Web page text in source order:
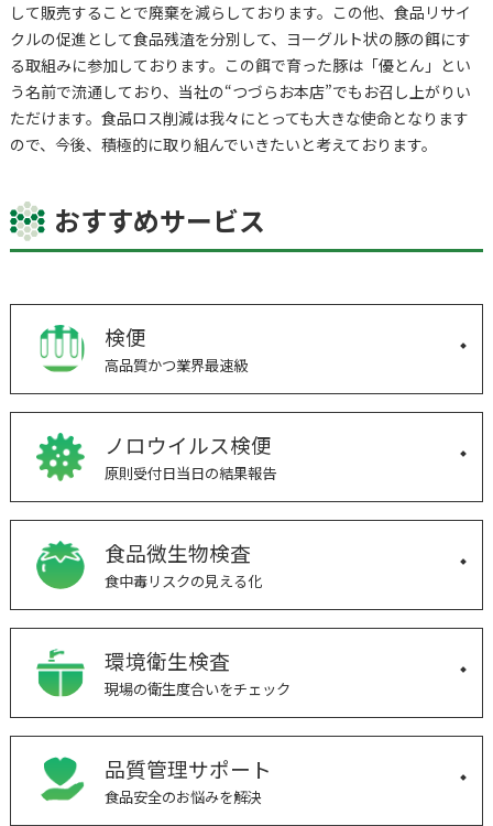
して販売することで廃棄を減らしております。この他、食品リサイ
クルの促進として食品残渣を分別して、ヨーグルト状の豚の餌にす
る取組みに参加しております。この餌で育った豚は「優とん」とい
う名前で流通しており、当社の“つづらお本店”でもお召し上がりい
ただけます。食品ロス削減は我々にとっても大きな使命となります
ので、今後、積極的に取り組んでいきたいと考えております。
おすすめサービス
検便
高品質かつ業界最速級
ノロウイルス検便
原則受付日当日の結果報告
食品微生物検査
食中毒リスクの見える化
環境衛生検査
現場の衛生度合いをチェック
品質管理サポート
食品安全のお悩みを解決